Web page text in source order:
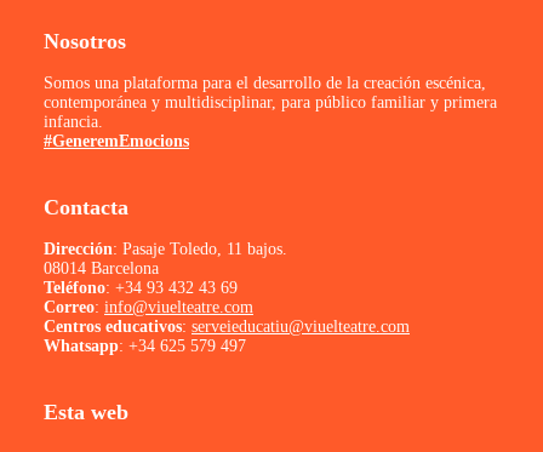
Nosotros
Somos una plataforma para el desarrollo de la creación escénica,
contemporánea y multidisciplinar, para público familiar y primera
infancia.
#GeneremEmocions
Contacta
Dirección: Pasaje Toledo, 11 bajos.
08014 Barcelona
Teléfono: +34 93 432 43 69
Correo: info@viuelteatre.com
Centros educativos: serveieducatiu@viuelteatre.com
Whatsapp: +34 625 579 497
Esta web